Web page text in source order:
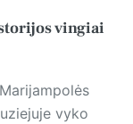
vingiai
vyko